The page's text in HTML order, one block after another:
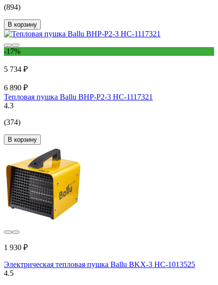
(894)
В корзину
-17%
5 734 ₽
6 890 ₽
Тепловая пушка Ballu BHP-P2-3 НС-1117321
4.3
(374)
В корзину
1 930 ₽
Электрическая тепловая пушка Ballu BKX-3 НС-1013525
4.5